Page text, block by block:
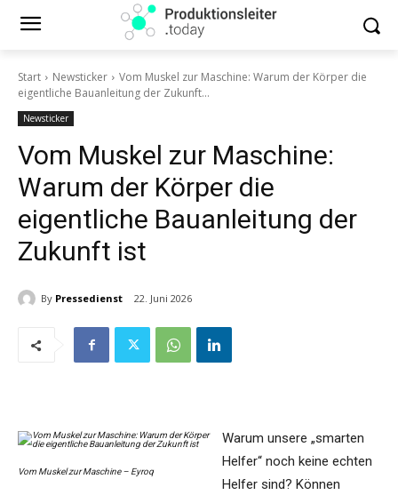
Start Newsticker
Vom Muskel zur Maschine: Warum der Körper die
eigentliche Bauanleitung der Zukunft...
Newsticker
Vom Muskel zur Maschine:
Warum der Körper die
eigentliche Bauanleitung der
Zukunft ist
By Pressedienst 22. Juni 2026
Vom Muskel zur Maschine – Eyroq
Warum unsere „smarten
Helfer“ noch keine echten
Helfer sind? Können